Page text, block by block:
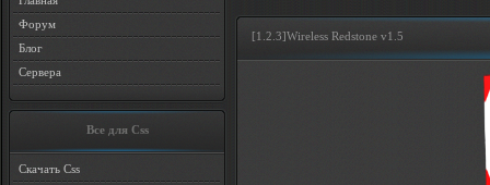
Форум
Блог
Сервера
Все для Css
Скачать Css
[1.2.3]Wireless Redstone v1.5